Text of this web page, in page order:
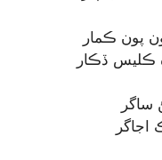
پون ڪمار
ڪليس ڏڪار